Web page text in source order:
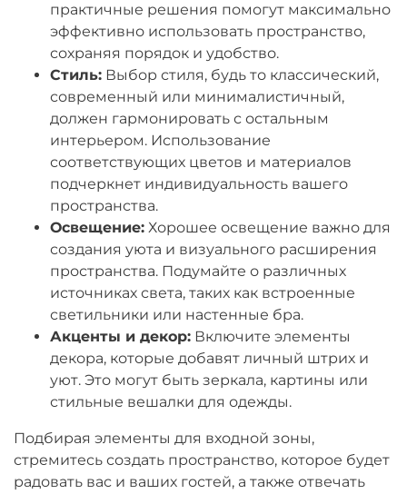
практичные решения помогут максимально
эффективно использовать пространство,
сохраняя порядок и удобство.
Стиль: Выбор стиля, будь то классический,
современный или минималистичный,
должен гармонировать с остальным
интерьером. Использование
соответствующих цветов и материалов
подчеркнет индивидуальность вашего
пространства.
Освещение: Хорошее освещение важно для
создания уюта и визуального расширения
пространства. Подумайте о различных
источниках света, таких как встроенные
светильники или настенные бра.
Акценты и декор: Включите элементы
декора, которые добавят личный штрих и
уют. Это могут быть зеркала, картины или
стильные вешалки для одежды.
Подбирая элементы для входной зоны,
стремитесь создать пространство, которое будет
радовать вас и ваших гостей, а также отвечать